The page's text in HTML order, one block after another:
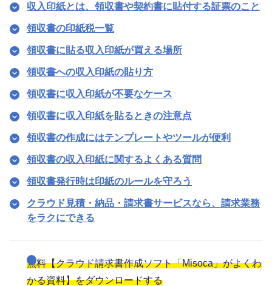
収入印紙とは、領収書や契約書に貼付する証票のこと
領収書の印紙税一覧
領収書に貼る収入印紙が買える場所
領収書への収入印紙の貼り方
領収書に収入印紙が不要なケース
領収書に収入印紙を貼るときの注意点
領収書の作成にはテンプレートやツールが便利
領収書の収入印紙に関するよくある質問
領収書発行時は印紙のルールを守ろう
クラウド見積・納品・請求書サービスなら、請求業務
をラクにできる
無料【クラウド請求書作成ソフト「Misoca」がよくわ
かる資料】をダウンロードする